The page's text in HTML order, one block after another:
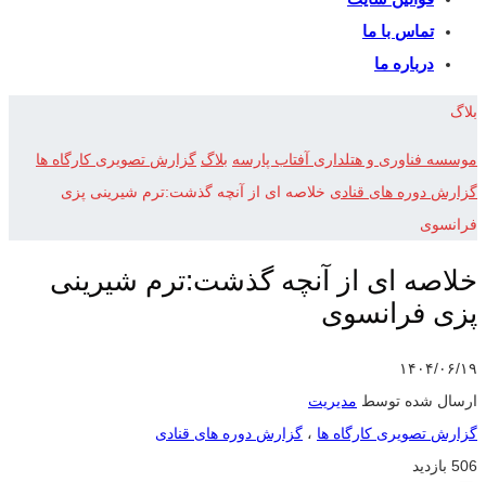
تماس با ما
درباره ما
بلاگ
موسسه فناوری و هتلداری آفتاب پارسه بلاگ گزارش تصویری کارگاه ها
گزارش دوره های قنادی خلاصه ای از آنچه گذشت:ترم شیرینی پزی
فرانسوی
خلاصه ای از آنچه گذشت:ترم شیرینی
پزی فرانسوی
۱۴۰۴/۰۶/۱۹
ارسال شده توسط مدیریت
گزارش تصویری کارگاه ها ، گزارش دوره های قنادی
506 بازدید